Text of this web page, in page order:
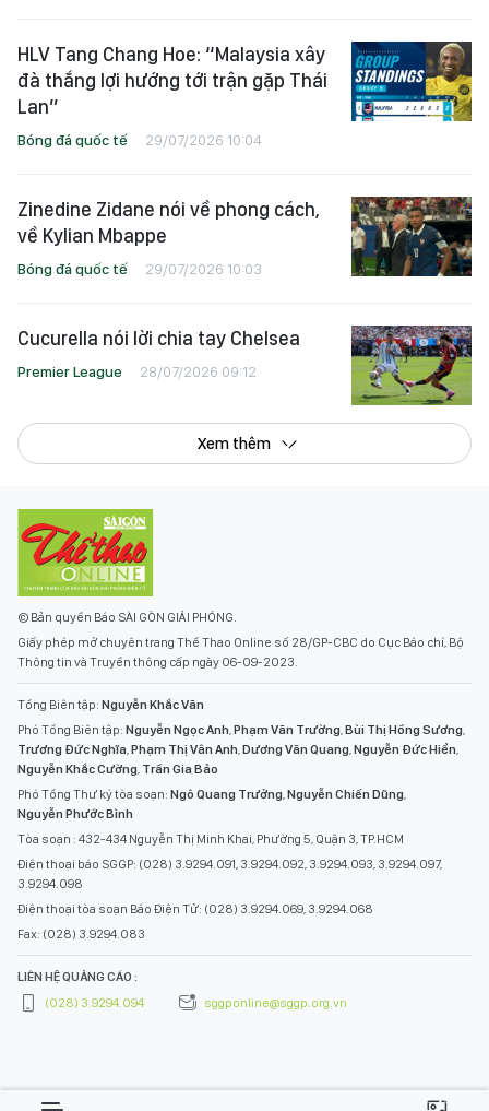
HLV Tang Chang Hoe: “Malaysia xây
đà thắng lợi hướng tới trận gặp Thái
Lan”
Bóng đá quốc tế 29/07/2026 10:04
Zinedine Zidane nói về phong cách,
về Kylian Mbappe
Bóng đá quốc tế 29/07/2026 10:03
Cucurella nói lời chia tay Chelsea
Premier League 28/07/2026 09:12
Xem thêm
© Bản quyền Báo SÀI GÒN GIẢI PHÓNG.
Giấy phép mở chuyên trang Thể Thao Online số 28/GP-CBC do Cục Báo chí, Bộ
Thông tin và Truyền thông cấp ngày 06-09-2023.
Tổng Biên tập: Nguyễn Khắc Văn
Phó Tổng Biên tập: Nguyễn Ngọc Anh,Phạm Văn Trường,Bùi Thị Hồng Sương,
Trương Đức Nghĩa,Phạm Thị Vân Anh,Dương Văn Quang,Nguyễn Đức Hiển,
Nguyễn Khắc Cường, Trần Gia Bảo
Phó Tổng Thư ký tòa soạn: Ngô Quang Trưởng,Nguyễn Chiến Dũng,
Nguyễn Phước Bình
Tòa soạn : 432-434 Nguyễn Thị Minh Khai, Phường 5, Quận 3, TP.HCM
Điện thoại báo SGGP: (028) 3.9294.091, 3.9294.092, 3.9294.093, 3.9294.097,
3.9294.098
Điện thoại tòa soạn Báo Điện Tử: (028) 3.9294.069, 3.9294.068
Fax: (028) 3.9294.083
LIÊN HỆ QUẢNG CÁO :
(028) 3.9294.094
sggponline@sggp.org.vn